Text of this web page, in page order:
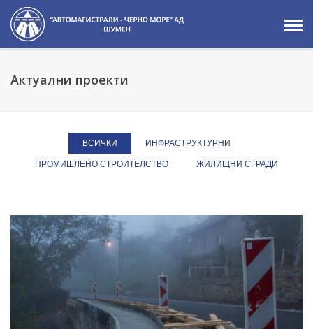
Актуални проекти
ВСИЧКИ ИНФРАСТРУКТУРНИ
ПРОМИШЛЕНО СТРОИТЕЛСТВО ЖИЛИЩНИ СГРАДИ